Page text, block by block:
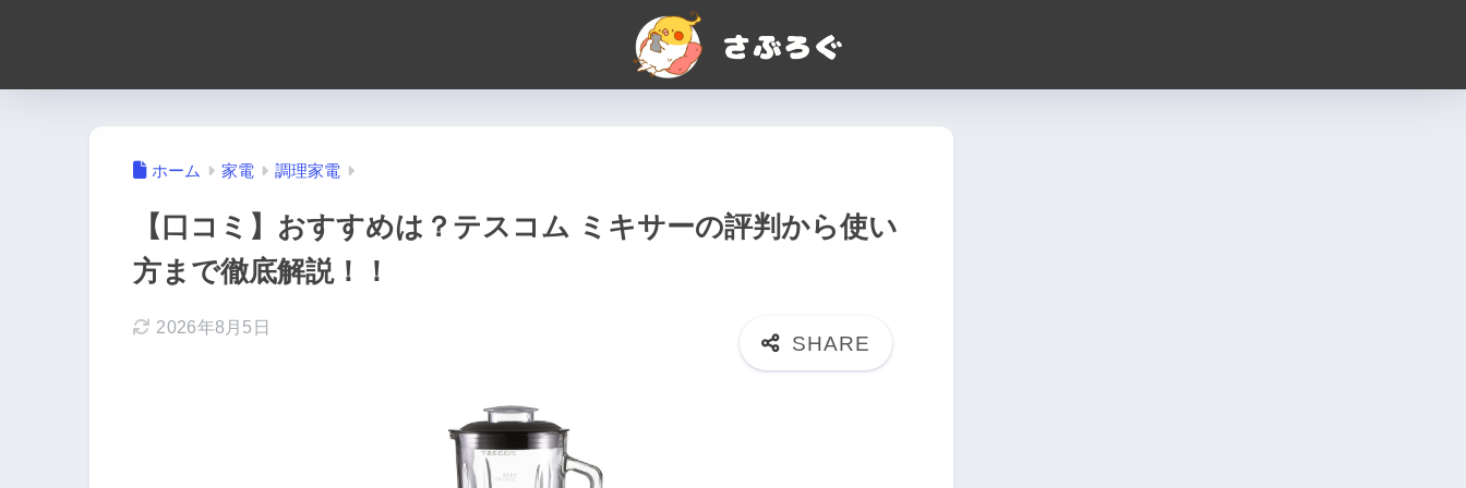
ホーム 家電 調理家電
【口コミ】おすすめは？テスコム ミキサーの評判から使い
方まで徹底解説！！
2026年8月5日